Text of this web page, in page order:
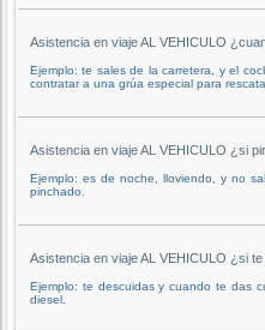
Asistencia en viaje AL VEHICULO
Ejemplo: te sales de la carretera, y el
contratar a una grúa especial para
Asistencia en viaje AL VEHICULO ¿si
Ejemplo: es de noche, lloviendo, y no
pinchado.
Asistencia en viaje AL VEHICULO ¿si
Ejemplo: te descuidas y cuando te das
diesel.